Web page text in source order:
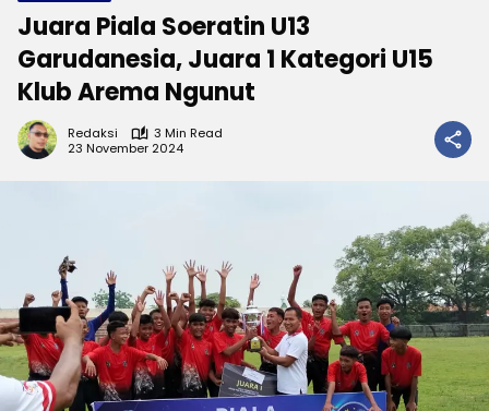
Juara Piala Soeratin U13
Garudanesia, Juara 1 Kategori U15
Klub Arema Ngunut
Redaksi
3 Min Read
23 November 2024